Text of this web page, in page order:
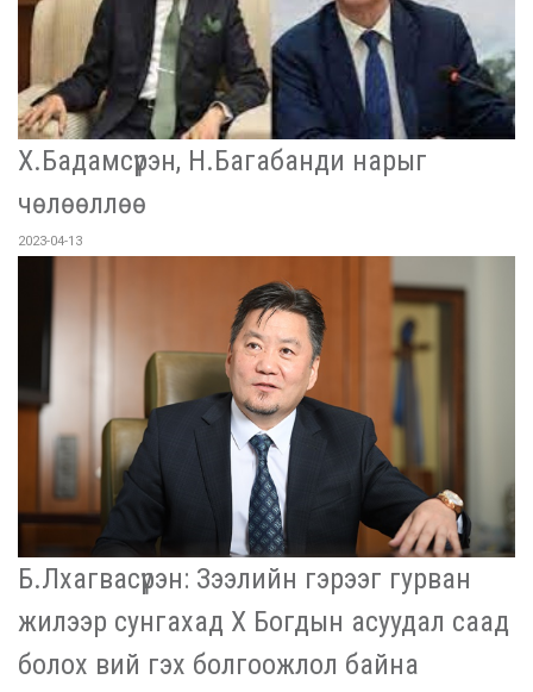
Х.Бадамсүрэн, Н.Багабанди нарыг
чөлөөллөө
2023-04-13
Б.Лхагвасүрэн: Зээлийн гэрээг гурван
жилээр сунгахад Х Богдын асуудал саад
болох вий гэх болгоожлол байна